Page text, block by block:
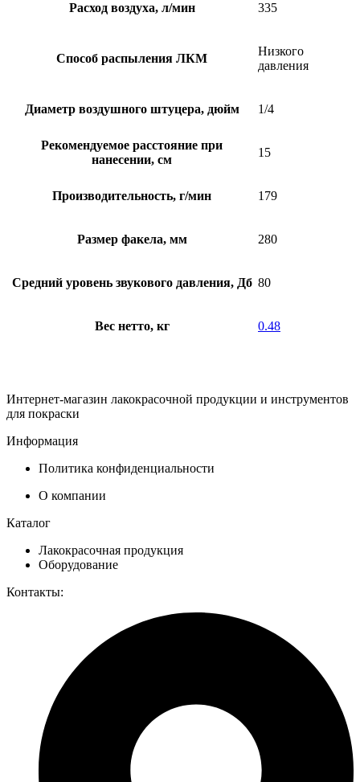
Расход воздуха, л/мин 335
Способ распыления ЛКМ
Низкого
давления
Диаметр воздушного штуцера, дюйм 1/4
Рекомендуемое расстояние при
нанесении, см
15
Производительность, г/мин 179
Размер факела, мм 280
Средний уровень звукового давления, Дб 80
Вес нетто, кг 0.48
Интернет-магазин лакокрасочной продукции и инструментов
для покраски
Информация
Политика конфиденциальности
О компании
Каталог
Лакокрасочная продукция
Оборудование
Контакты: